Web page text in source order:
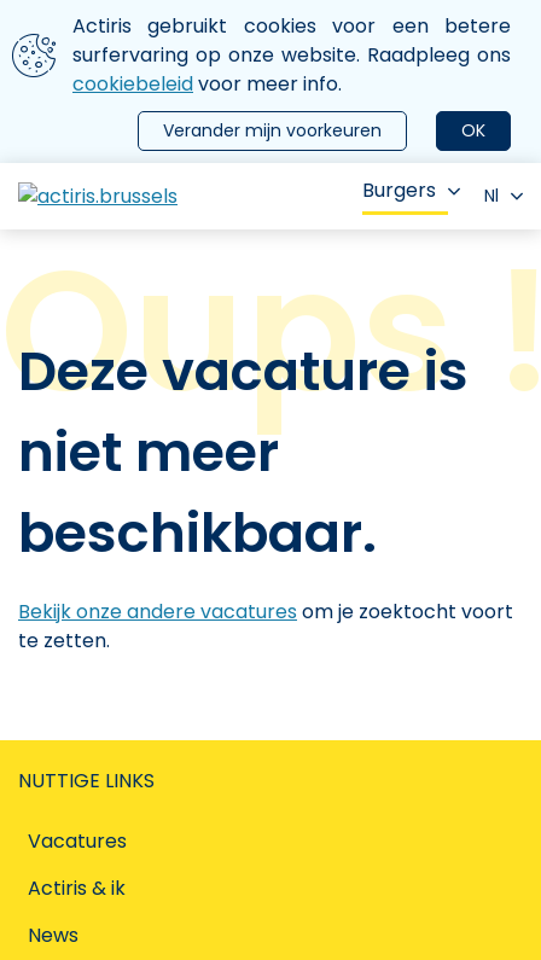
Aller au contenu principal
We gebruiken cookies
Actiris gebruikt cookies voor een betere
surfervaring op onze website. Raadpleeg ons
cookiebeleidvoor meer info.
OK
Verander mijn voorkeuren
le menu
Burgers Nl
Deze vacature is
niet meer
beschikbaar.
Bekijk onze andere vacaturesom je zoektocht voort
te zetten.
NUTTIGE LINKS
Vacatures
Actiris & ik
News